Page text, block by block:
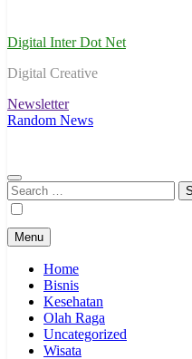
Digital Inter Dot Net
Digital Creative
Newsletter
Random News
Search
for:
Menu
Home
Bisnis
Kesehatan
Olah Raga
Uncategorized
Wisata